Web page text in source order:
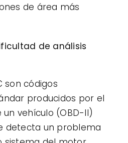
de área más
de análisis
son códigos
producidos por el
vehículo (OBD-II)
detecta un problema